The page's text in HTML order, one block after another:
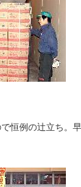
←
恒例の辻立ち。